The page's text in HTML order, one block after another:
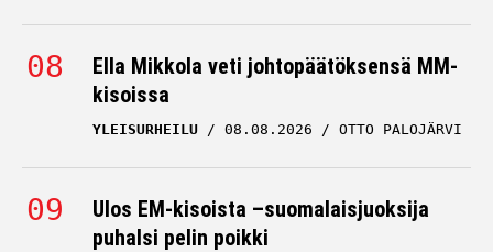
Ella Mikkola veti johtopäätöksensä MM-
kisoissa
YLEISURHEILU 08.08.2026 OTTO PALOJÄRVI
Ulos EM-kisoista –suomalaisjuoksija
puhalsi pelin poikki